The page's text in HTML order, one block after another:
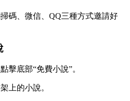
碼、微信、QQ三種方式邀請好
擊底部“免費小說”。
上的小說。